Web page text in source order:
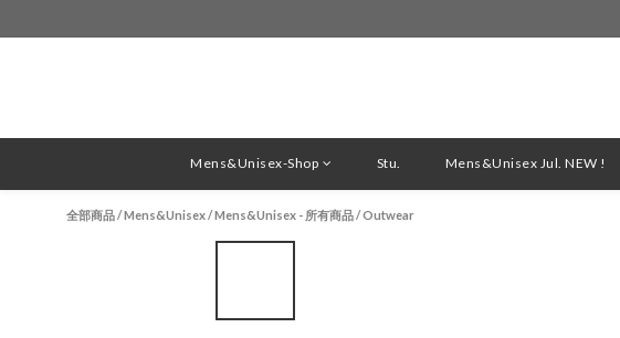
Mens&Unisex-Shop Stu. Mens&Unisex Jul. NEW !
全部商品/Mens&Unisex/Mens&Unisex - 所有商品/Outwear